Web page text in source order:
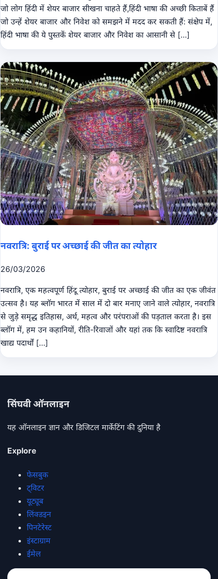
जो लोग हिंदी में शेयर बाजार सीखना चाहते हैं,हिंदी भाषा की अच्छी किताबें हैं
जो उन्हें शेयर बाजार और निवेश को समझने में मदद कर सकती हैं: संक्षेप में,
हिंदी भाषा की ये पुस्तकें शेयर बाजार और निवेश का आसानी से […]
नवरात्रि: बुराई पर अच्छाई की जीत का त्योहार
26/03/2026
नवरात्रि, एक महत्वपूर्ण हिंदू त्योहार, बुराई पर अच्छाई की जीत का एक जीवंत
उत्सव है। यह ब्लॉग भारत में साल में दो बार मनाए जाने वाले त्योहार, नवरात्रि
से जुड़े समृद्ध इतिहास, अर्थ, महत्व और परंपराओं की पड़ताल करता है। इस
ब्लॉग में, हम उन कहानियों, रीति-रिवाजों और यहां तक ​​कि स्वादिष्ट नवरात्रि
खाद्य पदार्थों […]
सिंघवी ऑनलाइन
यह ऑनलाइन ज्ञान और डिजिटल मार्केटिंग की दुनिया है
Explore
फेसबुक
ट्विटर
यूट्यूब
लिंक्डइन
पिनटेरेस्ट
इंस्टाग्राम
ईमेल